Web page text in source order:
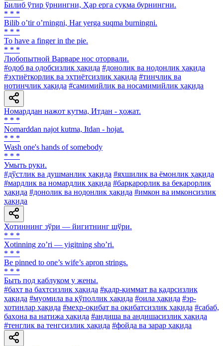
Билиб ўтир ўрнингни, Ҳар ерга суқма бурнингни.
* * *
Bilib oʼtir oʼrningni, Har yerga suqma burningni.
* * *
To have a finger in the pie.
* * *
Любопытной Варваре нос оторвали.
#одоб ва одобсизлик ҳақида #донолик ва нодонлик ҳақида
#эҳтиёткорлик ва эҳтиётсизлик ҳақида #тинчлик ва
нотинчлик ҳақида #самимийлик ва носамимийлик ҳақида
Номарддан нажот кутма, Итдан - ҳожат.
* * *
Nomarddan najot kutma, Itdan - hojat.
* * *
Wash one's hands of somebody
* * *
Умыть руки.
#дўстлик ва душманлик ҳақида #яхшилик ва ёмонлик ҳақида
#мардлик ва номардлик ҳақида #барқарорлик ва беқарорлик
ҳақида #донолик ва нодонлик ҳақида #имкон ва имконсизлик
ҳақида
Хотиннинг зўри — йигитнинг шўри.
* * *
Xotinning zoʼri — yigitning shoʼri.
* * *
Be pinned to one’s wife’s apron strings.
* * *
Быть под каблуком у жены.
#бахт ва бахтсизлик ҳақида #қадр-қиммат ва қадрсизлик
ҳақида #муомила ва қўполлик ҳақида #оила ҳақида #эр-
хотинлар ҳақида #меҳр-оқибат ва оқибатсизлик ҳақида #сабаб,
баҳона ва натижа ҳақида #андиша ва андишасизлик ҳақида
#тенглик ва тенгсизлик ҳақида #фойда ва зарар ҳақида